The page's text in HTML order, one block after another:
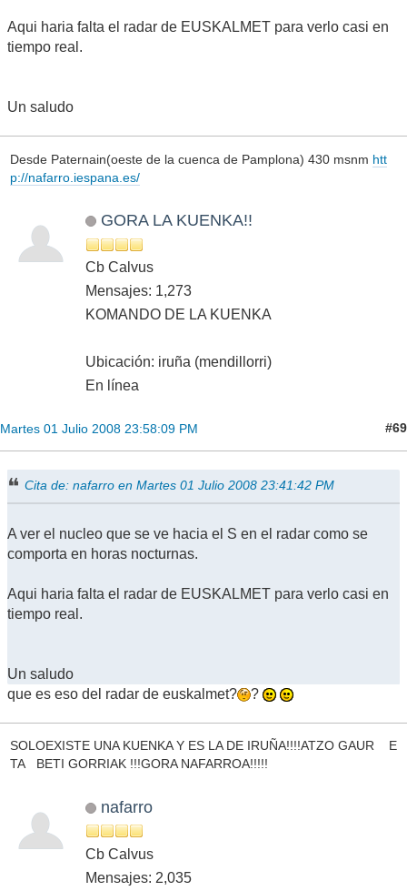
Aqui haria falta el radar de EUSKALMET para verlo casi en
tiempo real.
Un saludo
Desde Paternain(oeste de la cuenca de Pamplona) 430 msnm htt
p://nafarro.iespana.es/
GORA LA KUENKA!!
Cb Calvus
Mensajes: 1,273
KOMANDO DE LA KUENKA
Ubicación: iruña (mendillorri)
En línea
Martes 01 Julio 2008 23:58:09 PM #69
Cita de: nafarro en Martes 01 Julio 2008 23:41:42 PM
A ver el nucleo que se ve hacia el S en el radar como se
comporta en horas nocturnas.
Aqui haria falta el radar de EUSKALMET para verlo casi en
tiempo real.
Un saludo
que es eso del radar de euskalmet?
?
SOLOEXISTE UNA KUENKA Y ES LA DE IRUÑA!!!!ATZO GAUR E
TA BETI GORRIAK !!!GORA NAFARROA!!!!!
nafarro
Cb Calvus
Mensajes: 2,035